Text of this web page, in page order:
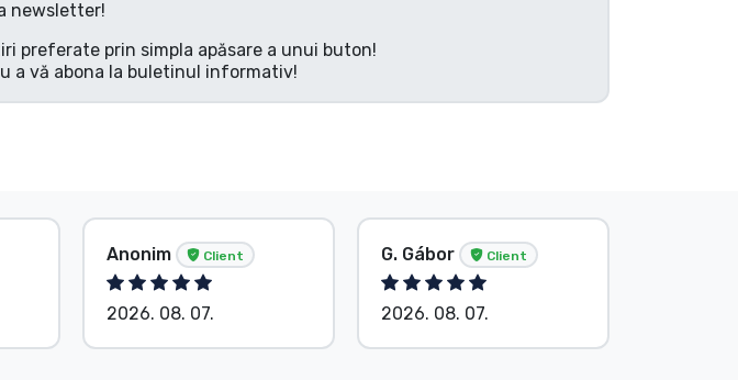
newsletter!
preferate prin simpla apăsare a unui buton!
a vă abona la buletinul informativ!
Anonim Client
2026. 08. 07.
G. Gábor Client
2026. 08. 07.